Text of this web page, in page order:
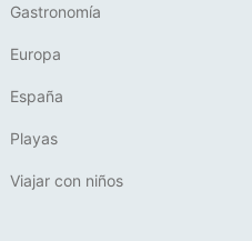
Gastronomía
Europa
España
Playas
Viajar con niños